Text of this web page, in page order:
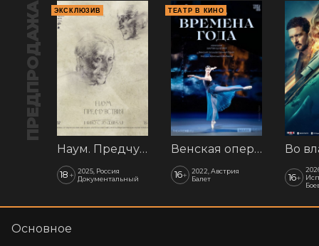
ПРЕДПРОДАЖА ЭКСКЛЮЗИВ
Наум. Предчувствия
18 + 2025, Россия
Документальный
ТЕАТР В КИНО
Венская опера: Времена года
16+
2022, Австрия
Балет
16+
Основное